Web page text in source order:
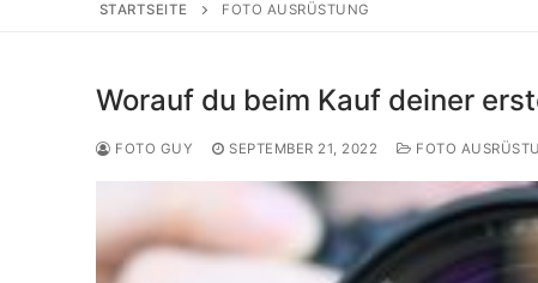
STARTSEITE FOTO AUSRÜSTUNG
Worauf du beim Kauf deiner
FOTO GUY SEPTEMBER 21, 2022 FOTO